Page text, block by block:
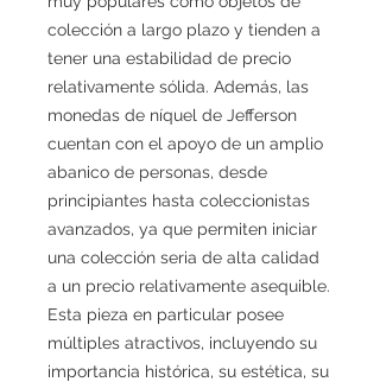
colección a largo plazo y tienden a
tener una estabilidad de precio
relativamente sólida. Además, las
monedas de níquel de Jefferson
cuentan con el apoyo de un amplio
abanico de personas, desde
principiantes hasta coleccionistas
avanzados, ya que permiten iniciar
una colección seria de alta calidad
a un precio relativamente asequible.
Esta pieza en particular posee
múltiples atractivos, incluyendo su
importancia histórica, su estética, su